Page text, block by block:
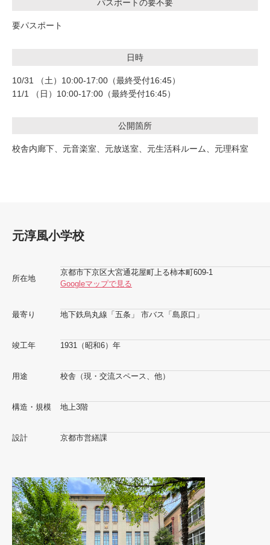
パスポートの要不要
要パスポート
日時
10/31 （土）10:00-17:00（最終受付16:45）
11/1 （日）10:00-17:00（最終受付16:45）
公開箇所
校舎内廊下、元音楽室、元放送室、元生活科ルーム、元理科室
元淳風小学校
所在地
京都市下京区大宮通花屋町上る柿本町609-1
Googleマップで見る
最寄り 地下鉄烏丸線「五条」 市バス「島原口」
竣工年 1931（昭和6）年
用途 校舎（現・交流スペース、他）
構造・規模 地上3階
設計 京都市営繕課